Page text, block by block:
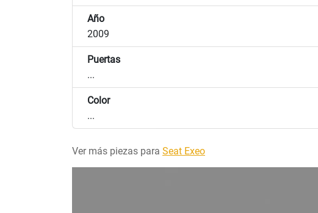
Año
2009
Puertas
...
Color
...
Ver más piezas para Seat Exeo